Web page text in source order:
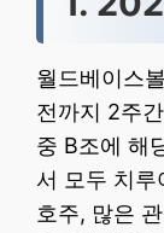
3. B
5. D
6.
7.
월드베이스
전까지 2주
중 B조에 해
서 모두 치루
호주, 많은